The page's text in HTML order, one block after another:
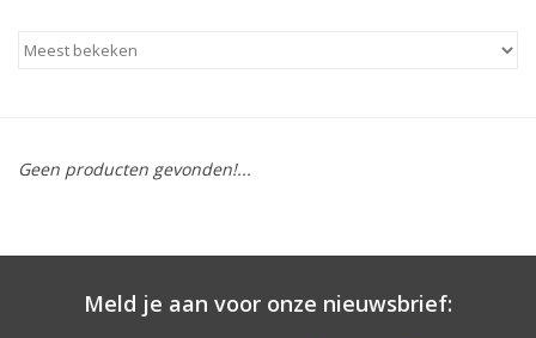
Geen producten gevonden!...
Meld je aan voor onze nieuwsbrief: